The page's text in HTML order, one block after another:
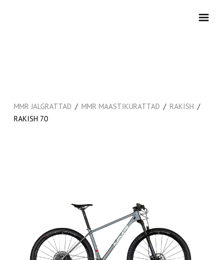
MMR JALGRATTAD / MMR MAASTIKURATTAD / RAKISH /
RAKISH 70